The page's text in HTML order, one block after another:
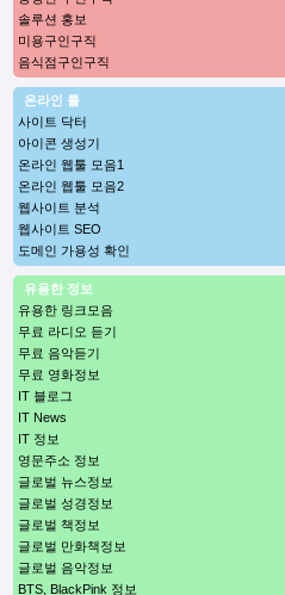
솔루션 홍보
미용구인구직
음식점구인구직
온라인 툴
사이트 닥터
아이콘 생성기
온라인 웹툴 모음1
온라인 웹툴 모음2
웹사이트 분석
웹사이트 SEO
도메인 가용성 확인
유용한 정보
유용한 링크모음
무료 라디오 듣기
무료 음악듣기
무료 영화정보
IT 블로그
IT News
IT 정보
영문주소 정보
글로벌 뉴스정보
글로벌 성경정보
글로벌 책정보
글로벌 만화책정보
글로벌 음악정보
BTS, BlackPink 정보